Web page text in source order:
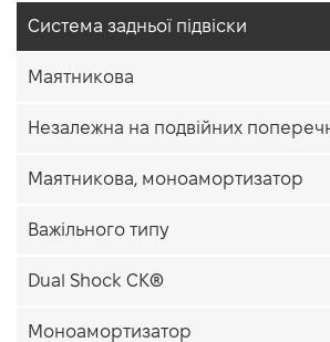
Система задньої підвіски
Маятникова
Незалежна на подвійних
Маятникова, моноамортизатор
Важільного типу
Dual Shock CK®
Моноамортизатор